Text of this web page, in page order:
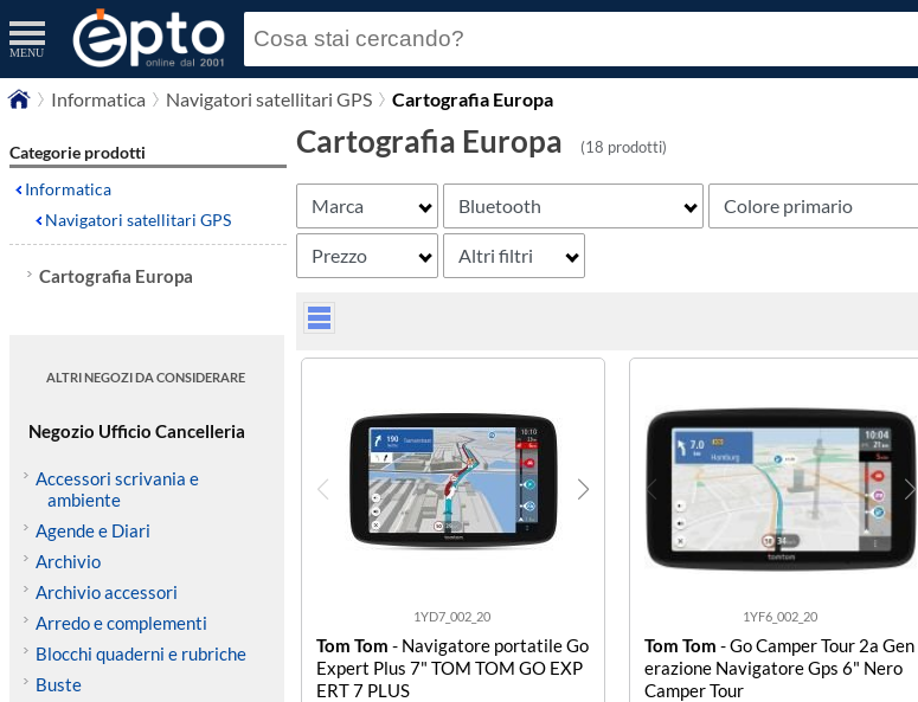
MENU
Informatica Navigatori satellitari GPS Cartografia Europa
Categorie prodotti
Informatica
Navigatori satellitari GPS
Cartografia Europa
ALTRI NEGOZI DA CONSIDERARE
Negozio Ufficio Cancelleria
Accessori scrivania e
ambiente
Agende e Diari
Archivio
Archivio accessori
Arredo e complementi
Blocchi quaderni e rubriche
Buste
Cartografia Europa (18 prodotti)
Marca Bluetooth Colore primario
Prezzo Altri filtri
1YD7_002_20
Tom Tom - Navigatore portatile Go
Expert Plus 7" TOM TOM GO EXP
ERT 7 PLUS
1YF6_002_20
Tom Tom - Go Camper Tour 2a Gen
erazione Navigatore Gps 6" Nero
Camper Tour